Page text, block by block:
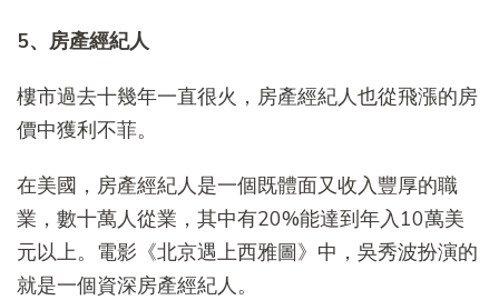
5、房產經紀人
樓市過去十幾年一直很火，房產經紀人也從飛漲的房
價中獲利不菲。
在美國，房產經紀人是一個既體面又收入豐厚的職
業，數十萬人從業，其中有20%能達到年入10萬美
元以上。電影《北京遇上西雅圖》中，吳秀波扮演的
就是一個資深房產經紀人。